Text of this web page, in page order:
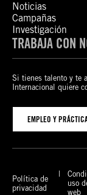
Noticias
Campañas
Investigación
TRABAJA CON
Si tienes talento y te
Internacional quiere
EMPLEO Y
Política de
privacidad
uso
web